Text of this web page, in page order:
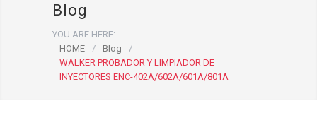
Blog
YOU ARE HERE:
HOME
/ Blog
/
WALKER PROBADOR Y LIMPIADOR DE
INYECTORES ENC-402A/602A/601A/801A